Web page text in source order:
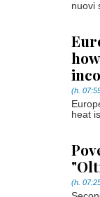
nuovi
(h.
heat
(h.